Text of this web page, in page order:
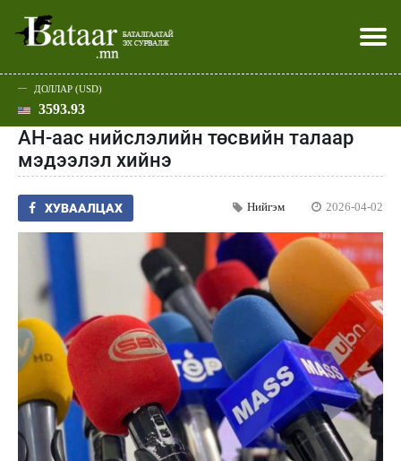
Эхлэл
Улс төр
Нийгэм
Эдийн засаг
Дэлхий
Спорт
Шар
Батаар юу хэлэв
Хэвлэл мэдээллээр
ДОЛЛАР (USD)
3593.93
АН-аас нийслэлийн төсвийн талаар
мэдээлэл хийнэ
ХУВААЛЦАХ Нийгэм 2026-04-02